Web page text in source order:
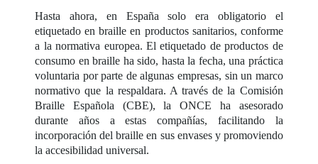
Hasta ahora, en España solo era obligatorio el
etiquetado en braille en productos sanitarios, conforme
a la normativa europea. El etiquetado de productos de
consumo en braille ha sido, hasta la fecha, una práctica
voluntaria por parte de algunas empresas, sin un marco
normativo que la respaldara. A través de la Comisión
Braille Española (CBE), la ONCE ha asesorado
durante años a estas compañías, facilitando la
incorporación del braille en sus envases y promoviendo
la accesibilidad universal.